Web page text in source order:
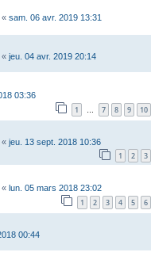
« sam. 06 avr. 2019 13:31
« jeu. 04 avr. 2019 20:14
03:36
1 … 7 8 9 10
« jeu. 13 sept. 2018 10:36
1 2 3
« lun. 05 mars 2018 23:02
1 2 3 4 5 6
00:44